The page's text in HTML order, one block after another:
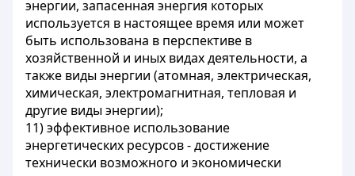
энергии, запасенная энергия которых
используется в настоящее время или может
быть использована в перспективе в
хозяйственной и иных видах деятельности, а
также виды энергии (атомная, электрическая,
химическая, электромагнитная, тепловая и
другие виды энергии);
11) эффективное использование
энергетических ресурсов - достижение
технически возможного и экономически